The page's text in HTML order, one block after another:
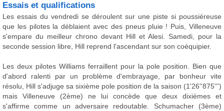
Essais et qualifications
Les essais du vendredi se déroulent sur une piste si poussiéreuse
que les pilotes la déblaient avec des pneus pluie ! Puis, Villeneuve
s'empare du meilleur chrono devant Hill et Alesi. Samedi, pour la
seconde session libre, Hill reprend l'ascendant sur son coéquipier.
Les deux pilotes Williams ferraillent pour la pole position. Bien que
d'abord ralenti par un problème d'embrayage, par bonheur vite
résolu, Hill s'adjuge sa sixième pole position de la saison (1'26''875''')
mais Villeneuve (2ème) ne lui concède que deux dixièmes et
s'affirme comme un adversaire redoutable. Schumacher (3ème)